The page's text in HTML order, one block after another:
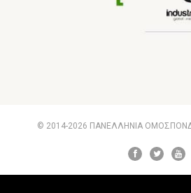
© 2014-2026 ΠΑΝΕΛΛΗΝΙΑ